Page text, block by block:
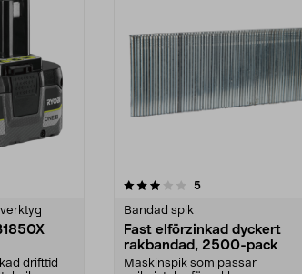
drifttid
5recensioner
Bandad spik
Fast elförzinkad dyckert
rakbandad, 2500-pack
Maskinspik som passar
3.0av 5 stjärnor